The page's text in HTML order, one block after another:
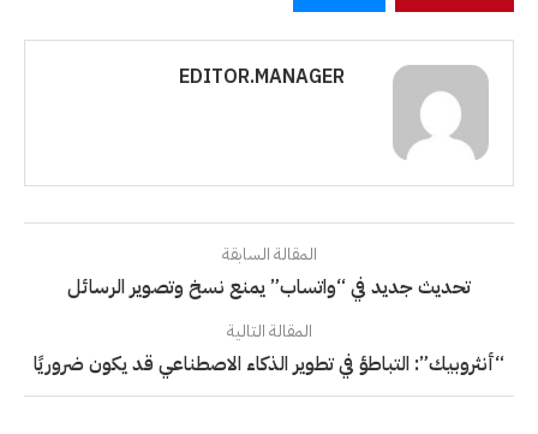
EDITOR.MANAGER
المقالة السابقة
تحديث جديد في “واتساب” يمنع نسخ وتصوير الرسائل
المقالة التالية
“أنثروبيك”: التباطؤ في تطوير الذكاء الاصطناعي قد يكون ضروريًا